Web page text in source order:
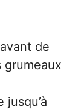
de
grumeaux